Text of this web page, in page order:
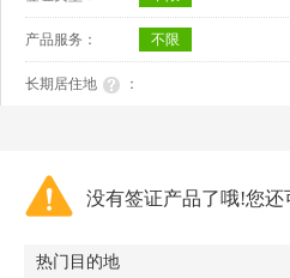
产品服务： 不限
长期居住地 ：
没有签证产品了哦!您
热门目的地